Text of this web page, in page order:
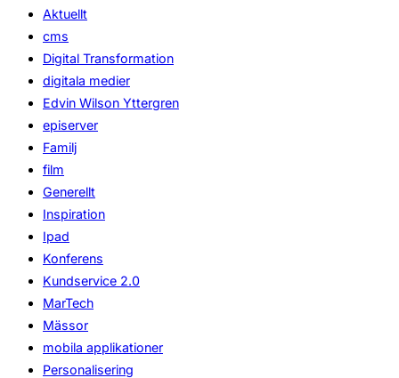
Aktuellt
cms
Digital Transformation
digitala medier
Edvin Wilson Yttergren
episerver
Familj
film
Generellt
Inspiration
Ipad
Konferens
Kundservice 2.0
MarTech
Mässor
mobila applikationer
Personalisering